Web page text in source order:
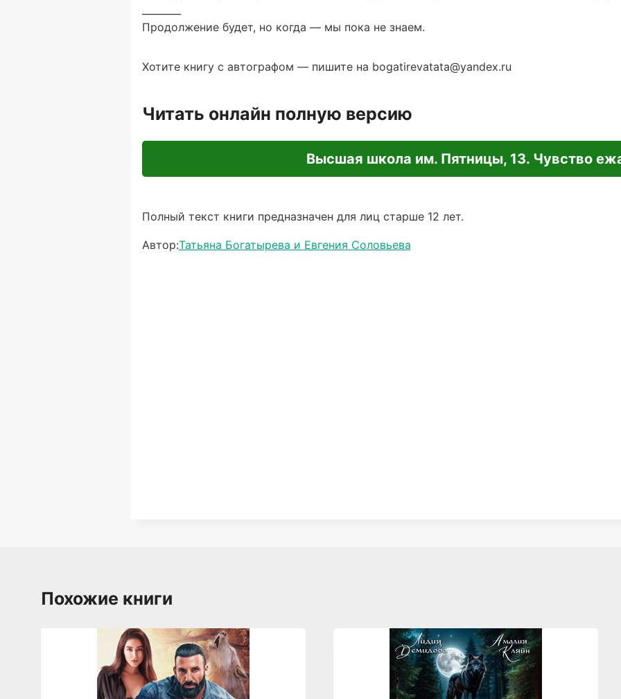
Продолжение будет, но когда — мы пока не знаем.
Хотите книгу с автографом — пишите на bogatirevatata@yandex.ru
Читать онлайн полную версию
Высшая школа им. Пятницы, 13. Чувство
Полный текст книги предназначен для лиц старше 12 лет.
Автор:Татьяна Богатырева и Евгения Соловьева
Похожие книги